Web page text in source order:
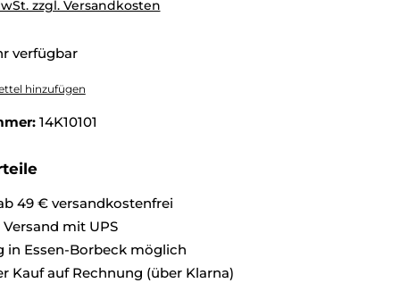
zzgl. Versandkosten
verfügbar
hinzufügen
14K10101
49 € versandkostenfrei
mit UPS
in Essen-Borbeck möglich
Kauf auf Rechnung (über Klarna)